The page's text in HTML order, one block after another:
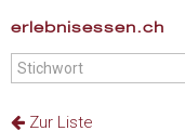
erlebnisessen.ch
Zur Liste